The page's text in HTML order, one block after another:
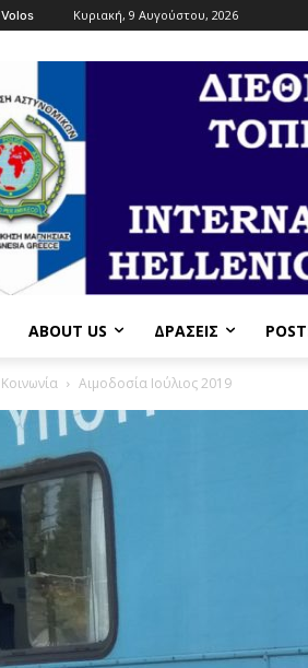
Volos Κυριακή, 9 Αυγούστου, 2026
ABOUT US ΔΡΆΣΕΙΣ
Κοινωνία Αιμοδοσία Ιούλιος 2019